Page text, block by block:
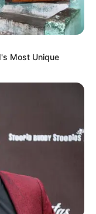
Most Unique